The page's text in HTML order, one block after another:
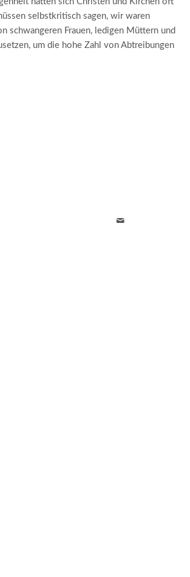
selbstkritisch sagen, wir waren
schwangeren Frauen, ledigen Müttern und
um die hohe Zahl von Abtreibungen